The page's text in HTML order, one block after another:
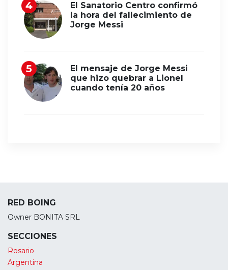
El Sanatorio Centro confirmó
la hora del fallecimiento de
Jorge Messi
El mensaje de Jorge Messi
que hizo quebrar a Lionel
cuando tenía 20 años
RED BOING
Owner BONITA SRL
SECCIONES
Rosario
Argentina